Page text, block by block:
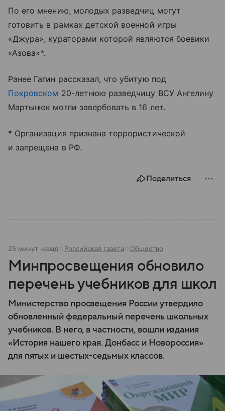
По его мнению, молодых разведчиц могут
готовить в рамках детской военной игры
«Джура», кураторами которой являются боевики
«Азова»*.
Ранее Гагин рассказал, что убитую под
Покровском 20-летнюю разведчицу ВСУ Ангелину
Мартынюк могли завербовать в 16 лет.
* Организация признана террористической
и запрещена в РФ.
Поделиться
25 минут назад Российская газета Общество
Минпросвещения обновило
перечень учебников для школ
Министерство просвещения России утвердило
обновленный федеральный перечень школьных
учебников. В него, в частности, вошли издания
«История нашего края. Донбасс и Новороссия»
для пятых и шестых-седьмых классов.